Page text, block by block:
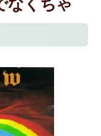
なくちゃ